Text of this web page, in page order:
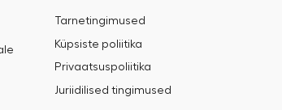
Tarnetingimused
Küpsiste poliitika
Privaatsuspoliitika
Juriidilised tingimused